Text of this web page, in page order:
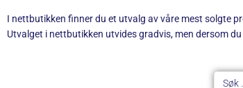
I nettbutikken finner du et utvalg av våre mest solgte
Utvalget i nettbutikken utvides gradvis, men dersom